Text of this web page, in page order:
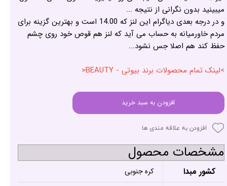
میبینید بدون نگرانی از نتیجه ...
و در درجه بعدی دیاگرام این لنز که 14.00 است و بهترین گزینه برای
مردم خاورمیانه به حساب می آید که لنز هم قوص خود روی چشم
حفظ کند هم اصلا جس نشود...
>لینک تمام محصولات برند بیوتی - BEAUTY<
افزودن به سبد خرید
افزودن به علاقه مندی ها
مشخصات محصول
کشور مبدا کره جنوبی